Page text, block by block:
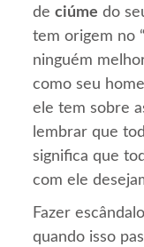
deciúme do
tem origem no
ninguém
como seu
ele tem sobre
lembrar que
significa que
com ele
Fazer
quando isso